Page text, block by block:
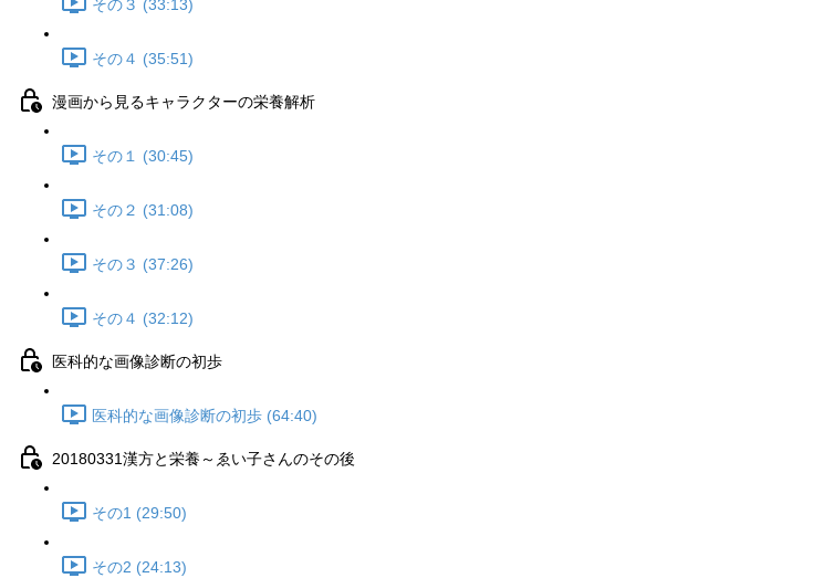
その３ (33:13)
その４ (35:51)
漫画から見るキャラクターの栄養解析
その１ (30:45)
その２ (31:08)
その３ (37:26)
その４ (32:12)
医科的な画像診断の初歩
医科的な画像診断の初歩 (64:40)
20180331漢方と栄養～ゑい子さんのその後
その1 (29:50)
その2 (24:13)